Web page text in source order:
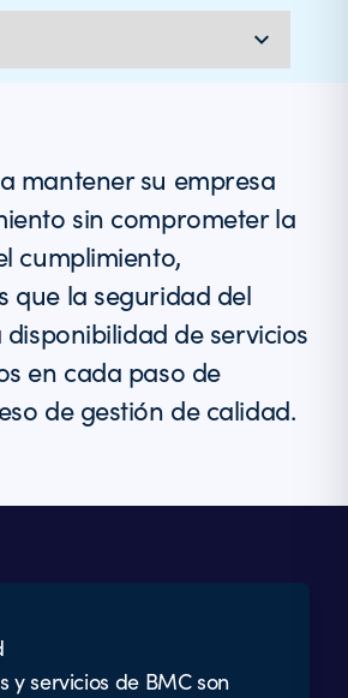
mantener su empresa
sin comprometer la
cumplimiento,
que la seguridad del
de servicios
en cada paso de
de gestión de calidad.
y servicios de BMC son